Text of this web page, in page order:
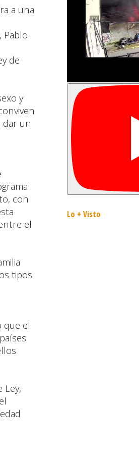
a una
Pablo
de
y
dar un
con
el
tipos
que el
Ley,
Lo + Visto